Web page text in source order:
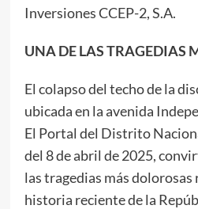
Inversiones CCEP-2, S.A.
UNA DE LAS TRAGEDIAS
El colapso del techo de la
ubicada en la avenida
El Portal del Distrito
del 8 de abril de 2025,
las tragedias más dolorosas
historia reciente de la